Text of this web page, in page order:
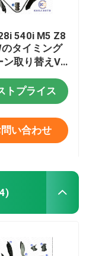
ット
ル
540i M5 Z8
タイミング
ン取り替えV8
4398CC
にガスを
トプライス
い合わせ